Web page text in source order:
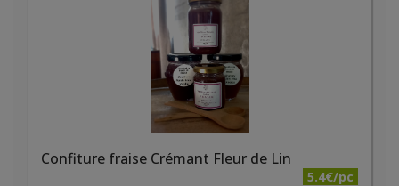
Confiture fraise Crémant Fleur de Lin
5.4€/pc